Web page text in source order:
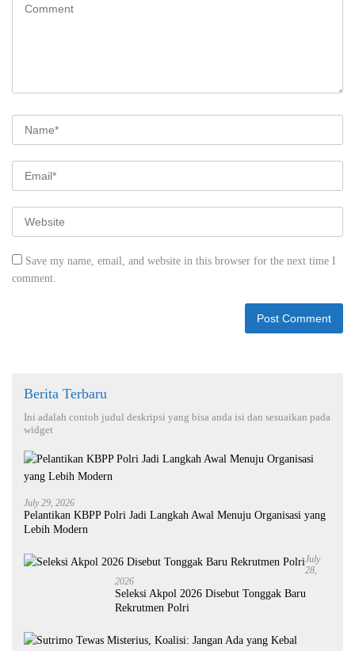
Save my name, email, and website in this browser for the next time I
comment.
Berita Terbaru
Ini adalah contoh judul deskripsi yang bisa anda isi dan sesuaikan pada
widget
July 29, 2026
Pelantikan KBPP Polri Jadi Langkah Awal Menuju Organisasi yang
Lebih Modern
July
28,
2026
Seleksi Akpol 2026 Disebut Tonggak Baru
Rekrutmen Polri